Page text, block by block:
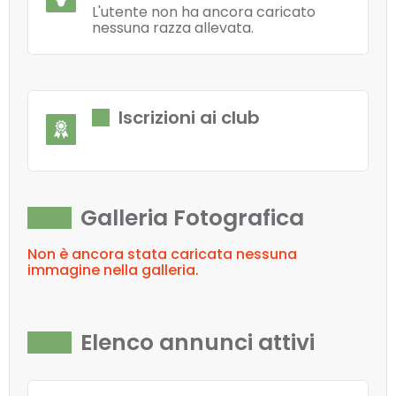
L'utente non ha ancora caricato
nessuna razza allevata.
Iscrizioni ai club
Galleria Fotografica
Non è ancora stata caricata nessuna
immagine nella galleria.
Elenco annunci attivi